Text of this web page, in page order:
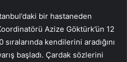
bir hastaneden
Azize Göktürk’ün 12
kendilerini aradığını
başladı. Çardak sözlerini